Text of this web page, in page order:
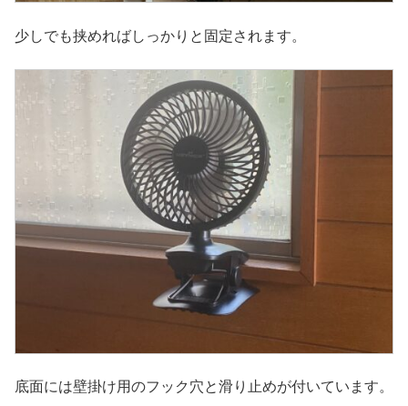
少しでも挟めればしっかりと固定されます。
底面には壁掛け用のフック穴と滑り止めが付いています。